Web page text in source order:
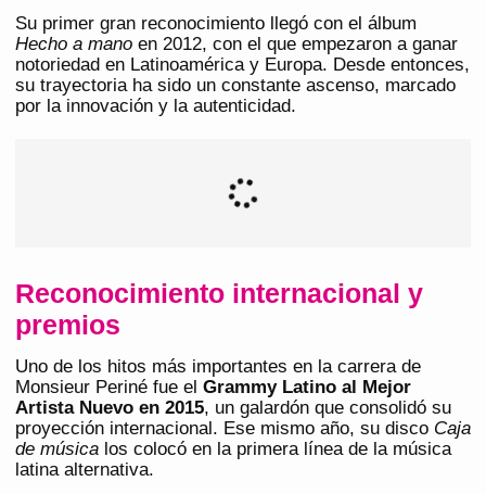
Su primer gran reconocimiento llegó con el álbum
Hecho a mano en 2012, con el que empezaron a ganar
notoriedad en Latinoamérica y Europa. Desde entonces,
su trayectoria ha sido un constante ascenso, marcado
por la innovación y la autenticidad.
Reconocimiento internacional y
premios
Uno de los hitos más importantes en la carrera de
Monsieur Periné fue el Grammy Latino al Mejor
Artista Nuevo en 2015, un galardón que consolidó su
proyección internacional. Ese mismo año, su disco Caja
de música los colocó en la primera línea de la música
latina alternativa.